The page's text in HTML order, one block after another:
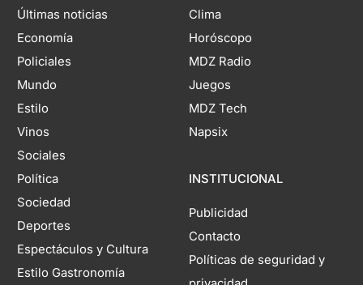
Últimas noticias
Economía
Policiales
Mundo
Estilo
Vinos
Sociales
Política
Sociedad
Deportes
Espectáculos y Cultura
Estilo Gastronomía
Clima
Horóscopo
MDZ Radio
Juegos
MDZ Tech
Napsix
INSTITUCIONAL
Publicidad
Contacto
Políticas de seguridad y